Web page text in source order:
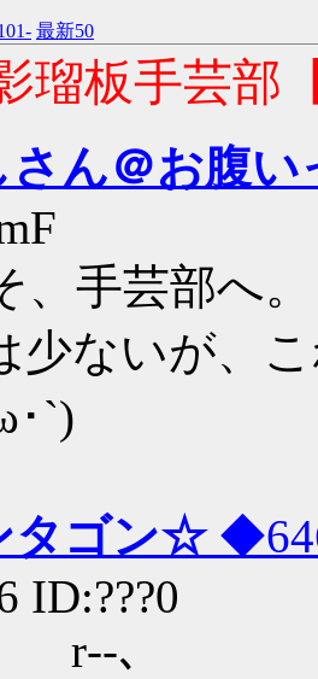
最新50
瑠板手芸部
さん＠お腹い
、手芸部へ。
少ないが、
･`)
タゴン☆
ID:???0
､